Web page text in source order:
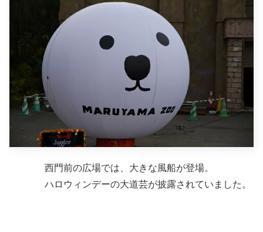
西門前の広場では、大きな風船が登場。
ハロウィンデーの大道芸が披露されていました。